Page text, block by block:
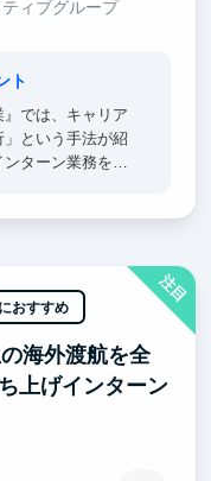
ィブグループ
ト
では、キャリア
という手法が紹
ターン業務を通
向け文章作成を
習慣を習得。
対応を通じ、依
した。
、インターンに
注目
おすすめ
海外渡航を全
上げインターン